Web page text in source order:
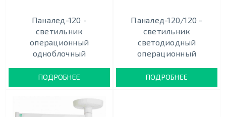
Паналед-120 -
светильник
операционный
одноблочный
ПОДРОБНЕЕ
Паналед-120/120 -
светильник
светодиодный
операционный
ПОДРОБНЕЕ